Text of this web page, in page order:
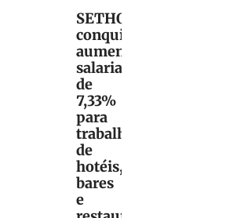
SETHOBRU
conquista
aumento
salarial
de
7,33%
para
trabalhadores
de
hotéis,
bares
e